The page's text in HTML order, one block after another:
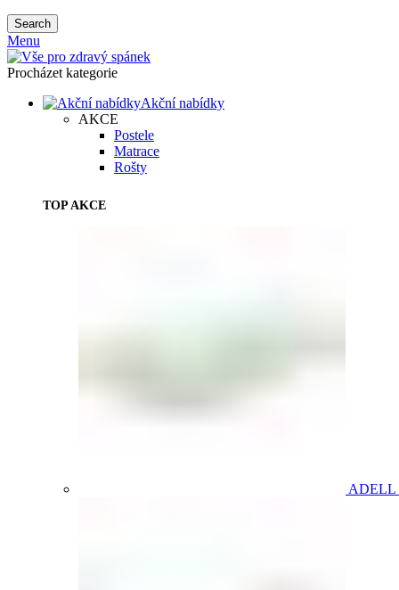
Search
Menu
Procházet kategorie
Akční nabídky
AKCE
Postele
Matrace
Rošty
TOP AKCE
ADELL